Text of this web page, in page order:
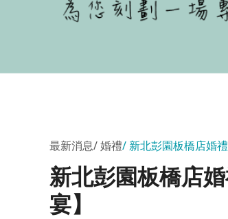
最新消息 婚禮 新北彭園板橋店婚
新北彭園板橋店
宴】